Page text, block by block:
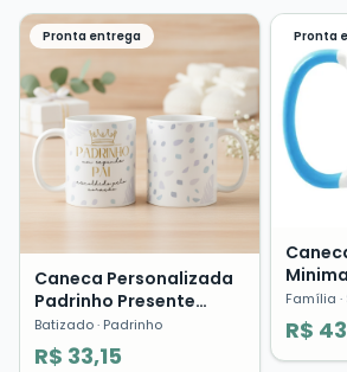
Pronta entrega
Caneca Personalizada
Padrinho Presente
Como Segundo Pai
Batizado· Padrinho
R$ 33,15
Pronta
Sogro
Família
R$